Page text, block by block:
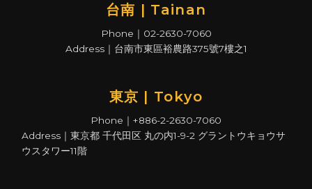
台南 | Tainan
Phone｜02-2630-7060
Address｜台南市東區裕農路375號7樓之1
東京 | Tokyo
Phone｜+886-2-2630-7060
Address｜東京都 千代田区 丸の内1-9-2 グラントウキョウサ
ウスタワー11階